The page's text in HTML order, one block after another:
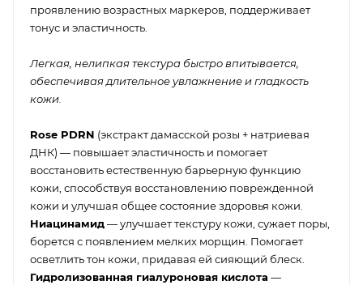
проявлению возрастных маркеров, поддерживает
тонус и эластичность.
Легкая, нелипкая текстура быстро впитывается,
обеспечивая длительное увлажнение и гладкость
кожи.
Rose PDRN (экстракт дамасской розы + натриевая
ДНК) — повышает эластичность и помогает
восстановить естественную барьерную функцию
кожи, способствуя восстановлению поврежденной
кожи и улучшая общее состояние здоровья кожи.
Ниацинамид— улучшает текстуру кожи, сужает поры,
борется с появлением мелких морщин. Помогает
осветлить тон кожи, придавая ей сияющий блеск.
Гидролизованная гиалуроновая кислота —